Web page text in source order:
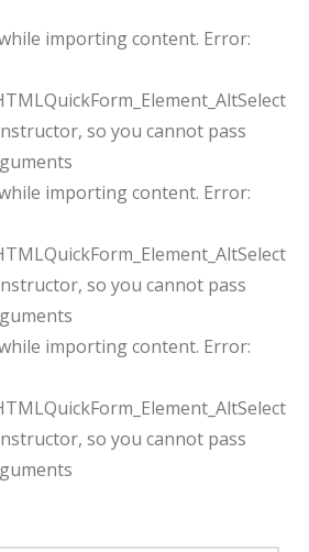
importing content. Error:
so you cannot pass
importing content. Error:
so you cannot pass
importing content. Error:
so you cannot pass